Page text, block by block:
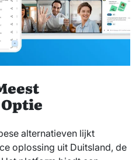
alternatieven lijkt
oplossing uit Duitsland, de